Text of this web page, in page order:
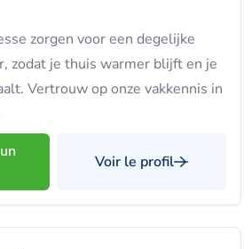
zorgen voor een degelijke
zodat je thuis warmer blijft en je
Vertrouw op onze vakkennis in
Voir le profil